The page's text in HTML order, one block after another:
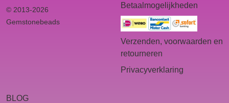
© 2013-2026
Gemstonebeads
Betaalmogelijkheden
Verzenden, voorwaarden en
retourneren
Privacyverklaring
BLOG